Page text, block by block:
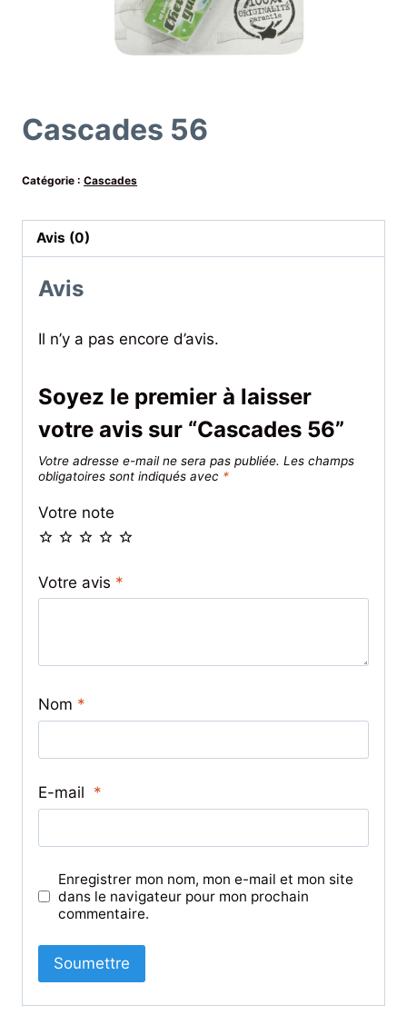
Cascades 56
Catégorie : Cascades
Avis (0)
Avis
Il n’y a pas encore d’avis.
Soyez le premier à laisser
votre avis sur “Cascades 56”
Votre adresse e-mail ne sera pas publiée. Les champs
obligatoires sont indiqués avec *
Votre note
Votre avis *
Nom *
E-mail *
Enregistrer mon nom, mon e-mail et mon site
dans le navigateur pour mon prochain
commentaire.